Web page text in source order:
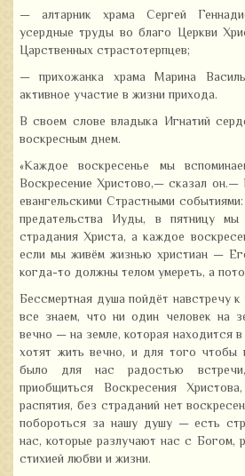
— алтарник храма Сергей
усердные труды во благо Церкви
Царственных страстотерпцев;
— прихожанка храма Марина
активное участие в жизни прихода.
В своем слове владыка Игнатий
воскресным днем.
«Каждое воскресенье мы
Воскресение Христово,— сказал он.—
евангельскими Страстными
предательства Иуды, в пятницу мы
страдания Христа, а каждое
если мы живём жизнью христиан —
когда-то должны телом умереть, а
Бессмертная душа пойдёт навстречу
все знаем, что ни один человек на
вечно — на земле, которая находится
хотят жить вечно, и для того чтобы
было для нас радостью
приобщиться Воскресения
распятия, без страданий нет
побороться за нашу душу — есть
нас, которые разлучают нас с Богом,
стихией любви и жизни.